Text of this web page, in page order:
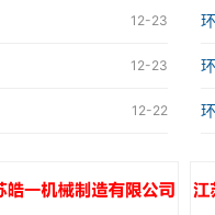
12-23
12-23
12-22